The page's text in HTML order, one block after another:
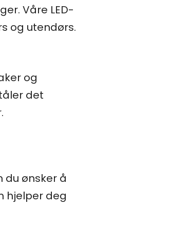
Våre LED-
og utendørs.
og
det
du ønsker å
hjelper deg